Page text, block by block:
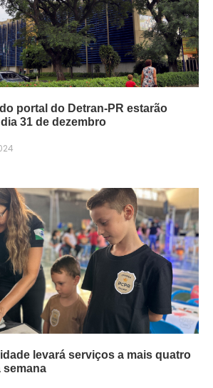
portal do Detran-PR estarão
31 de dezembro
levará serviços a mais quatro
semana